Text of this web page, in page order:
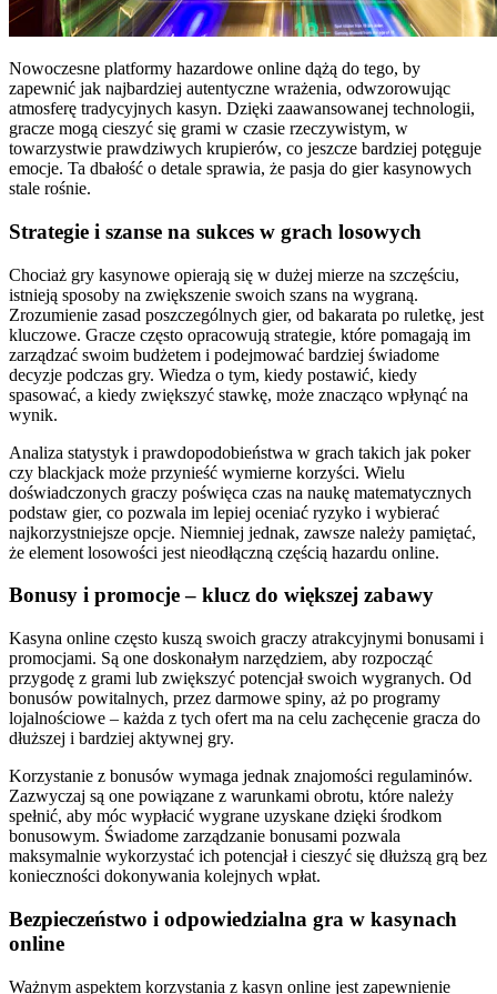
Nowoczesne platformy hazardowe online dążą do tego, by
zapewnić jak najbardziej autentyczne wrażenia, odwzorowując
atmosferę tradycyjnych kasyn. Dzięki zaawansowanej technologii,
gracze mogą cieszyć się grami w czasie rzeczywistym, w
towarzystwie prawdziwych krupierów, co jeszcze bardziej potęguje
emocje. Ta dbałość o detale sprawia, że pasja do gier kasynowych
stale rośnie.
Strategie i szanse na sukces w grach losowych
Chociaż gry kasynowe opierają się w dużej mierze na szczęściu,
istnieją sposoby na zwiększenie swoich szans na wygraną.
Zrozumienie zasad poszczególnych gier, od bakarata po ruletkę, jest
kluczowe. Gracze często opracowują strategie, które pomagają im
zarządzać swoim budżetem i podejmować bardziej świadome
decyzje podczas gry. Wiedza o tym, kiedy postawić, kiedy
spasować, a kiedy zwiększyć stawkę, może znacząco wpłynąć na
wynik.
Analiza statystyk i prawdopodobieństwa w grach takich jak poker
czy blackjack może przynieść wymierne korzyści. Wielu
doświadczonych graczy poświęca czas na naukę matematycznych
podstaw gier, co pozwala im lepiej oceniać ryzyko i wybierać
najkorzystniejsze opcje. Niemniej jednak, zawsze należy pamiętać,
że element losowości jest nieodłączną częścią hazardu online.
Bonusy i promocje – klucz do większej zabawy
Kasyna online często kuszą swoich graczy atrakcyjnymi bonusami i
promocjami. Są one doskonałym narzędziem, aby rozpocząć
przygodę z grami lub zwiększyć potencjał swoich wygranych. Od
bonusów powitalnych, przez darmowe spiny, aż po programy
lojalnościowe – każda z tych ofert ma na celu zachęcenie gracza do
dłuższej i bardziej aktywnej gry.
Korzystanie z bonusów wymaga jednak znajomości regulaminów.
Zazwyczaj są one powiązane z warunkami obrotu, które należy
spełnić, aby móc wypłacić wygrane uzyskane dzięki środkom
bonusowym. Świadome zarządzanie bonusami pozwala
maksymalnie wykorzystać ich potencjał i cieszyć się dłuższą grą bez
konieczności dokonywania kolejnych wpłat.
Bezpieczeństwo i odpowiedzialna gra w kasynach
online
Ważnym aspektem korzystania z kasyn online jest zapewnienie